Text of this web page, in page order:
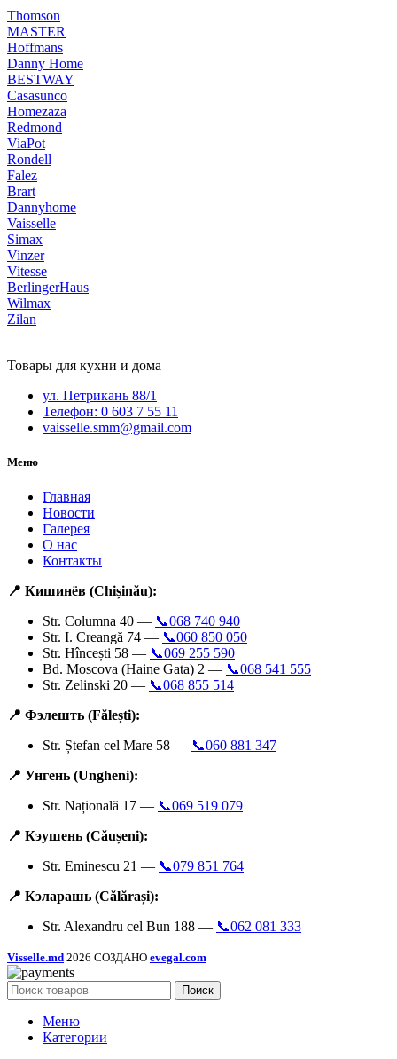
Thomson
MASTER
Hoffmans
Danny Home
BESTWAY
Casasunco
Homezaza
Redmond
ViaPot
Rondell
Falez
Brart
Dannyhome
Vaisselle
Simax
Vinzer
Vitesse
BerlingerHaus
Wilmax
Zilan
Товары для кухни и дома
ул. Петрикань 88/1
Телефон: 0 603 7 55 11
vaisselle.smm@gmail.com
Меню
Главная
Новости
Галерея
О нас
Контакты
📍 Кишинёв (Chișinău):
Str. Columna 40 — 📞068 740 940
Str. I. Creangă 74 — 📞060 850 050
Str. Hîncești 58 — 📞069 255 590
Bd. Moscova (Haine Gata) 2 — 📞068 541 555
Str. Zelinski 20 — 📞068 855 514
📍 Фэлешть (Fălești):
Str. Ștefan cel Mare 58 — 📞060 881 347
📍 Унгень (Ungheni):
Str. Națională 17 — 📞069 519 079
📍 Кэушень (Căușeni):
Str. Eminescu 21 — 📞079 851 764
📍 Кэларашь (Călărași):
Str. Alexandru cel Bun 188 — 📞062 081 333
Visselle.md 2026 СОЗДАНО evegal.com
Поиск
Меню
Категории